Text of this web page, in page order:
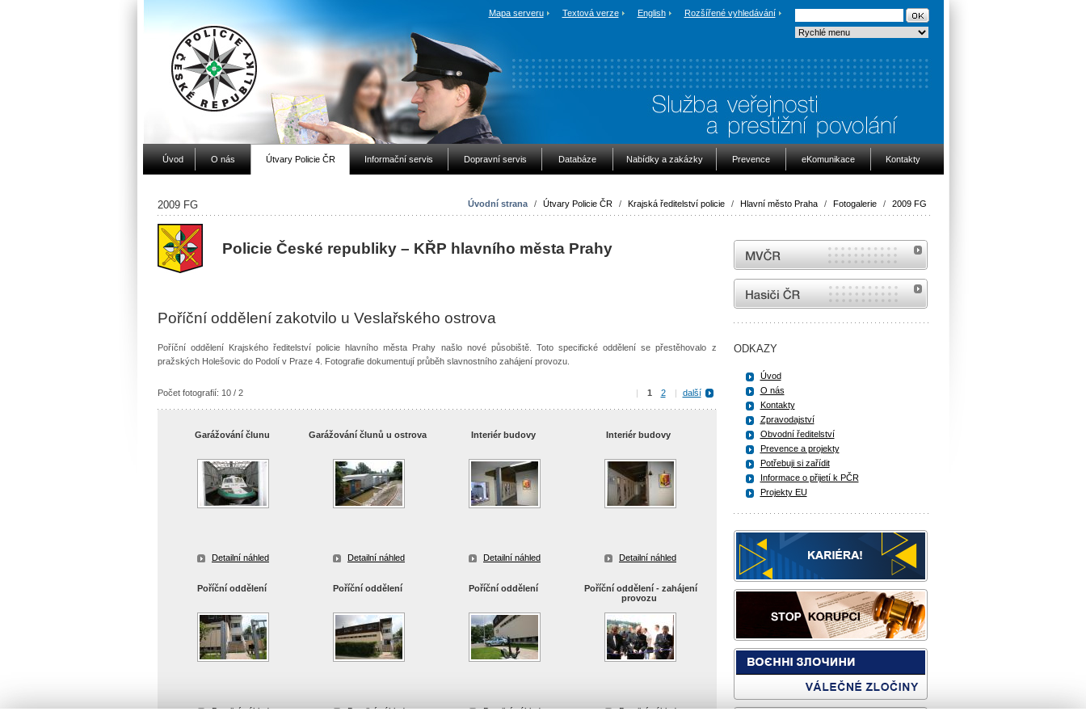
Mapa serveru Textová verze English Rozšířené vyhledávání
Úvod O nás Útvary Policie ČR Informační servis Dopravní servis Databáze Nabídky a zakázky Prevence eKomunikace Kontakty
Úvodní strana / Útvary Policie ČR / Krajská ředitelství policie / Hlavní město Praha / Fotogalerie / 2009 FG
2009 FG
Policie České republiky – KŘP hlavního města Prahy
Poříční oddělení zakotvilo u Veslařského ostrova
Poříční oddělení Krajského ředitelství policie hlavního města Prahy našlo nové působiště. Toto specifické oddělení se přestěhovalo z
pražských Holešovic do Podolí v Praze 4. Fotografie dokumentují průběh slavnostního zahájení provozu.
Počet fotografií: 10 / 2 | 1 2 | další
Garážování člunu
Detailní náhled
Garážování člunů u ostrova
Detailní náhled
Interiér budovy
Detailní náhled
Interiér budovy
Detailní náhled
Poříční oddělení
Detailní náhled
Poříční oddělení
Detailní náhled
Poříční oddělení
Detailní náhled
Poříční oddělení - zahájení
provozu
Detailní náhled
MVČR
internetové stránky Hasiči ČR
ODKAZY
Úvod
O nás
Kontakty
Zpravodajství
Obvodní ředitelství
Prevence a projekty
Potřebuji si zařídit
Informace o přijetí k PČR
Projekty EU